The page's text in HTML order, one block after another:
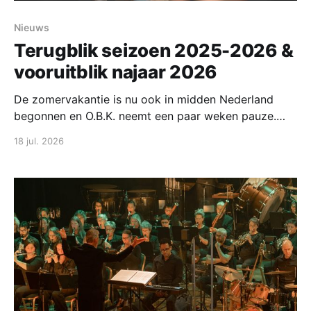
Nieuws
Terugblik seizoen 2025-2026 &
vooruitblik najaar 2026
De zomervakantie is nu ook in midden Nederland
begonnen en O.B.K. neemt een paar weken pauze.
het komende seizoen. In deze post blikken we terug
seizoen 2026-2027. Lees gezellig mee!
18 jul. 2026